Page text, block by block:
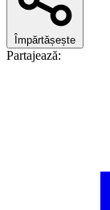
Împărtășește
Partajează: